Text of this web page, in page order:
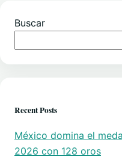
Buscar
Recent Posts
México domina el
2026 con 128 oros